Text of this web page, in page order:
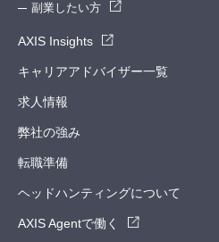
副業したい方
AXIS Insights
キャリアアドバイザー一覧
求人情報
弊社の強み
転職準備
ヘッドハンティングについて
AXIS Agentで働く